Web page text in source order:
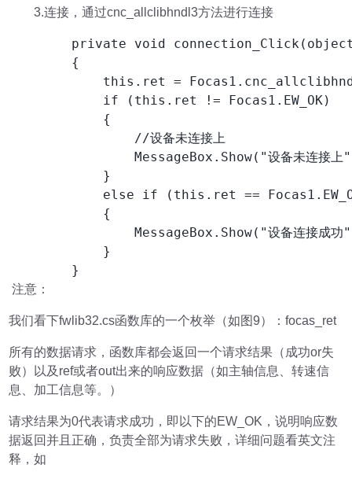
3.连接，通过cnc_allclibhndl3方法进行连接
private void
        {
this.ret =
            if (this.ret != Focas1.EW_OK)
            {
                //设备未连接上
MessageBox.Show("设备未连接上
            }
else if (this.ret ==
            {
MessageBox.Show("设备连接成功
            }
        }
注意：
我们看下fwlib32.cs函数库的一个枚举（如图9）：focas_ret
所有的数据请求，函数库都会返回一个请求结果（成功or失
败）以及ref或者out出来的响应数据（如主轴信息、转速信
息、加工信息等。）
请求结果为0代表请求成功，即以下的EW_OK，说明响应数
据返回并且正确，负责全部为请求失败，详细问题看英文注
释，如